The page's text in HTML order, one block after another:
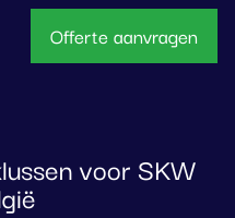
Offerte aanvragen
voor SKW